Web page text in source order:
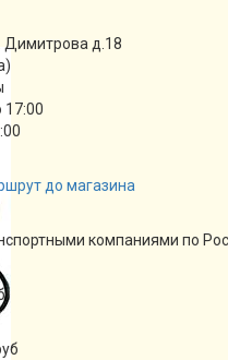
Димитрова д.18
17:00
до магазина
компаниями по